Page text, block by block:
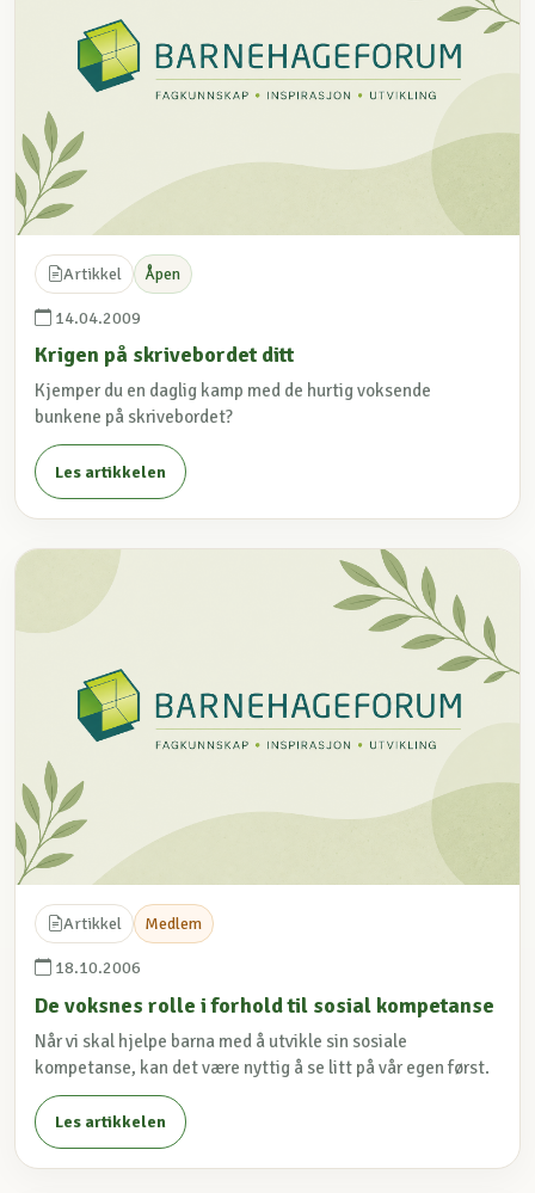
Artikkel Åpen
14.04.2009
Krigen på skrivebordet ditt
Kjemper du en daglig kamp med de hurtig voksende
bunkene på skrivebordet?
Les artikkelen
Artikkel Medlem
18.10.2006
De voksnes rolle i forhold til sosial kompetanse
Når vi skal hjelpe barna med å utvikle sin sosiale
kompetanse, kan det være nyttig å se litt på vår egen først.
Les artikkelen